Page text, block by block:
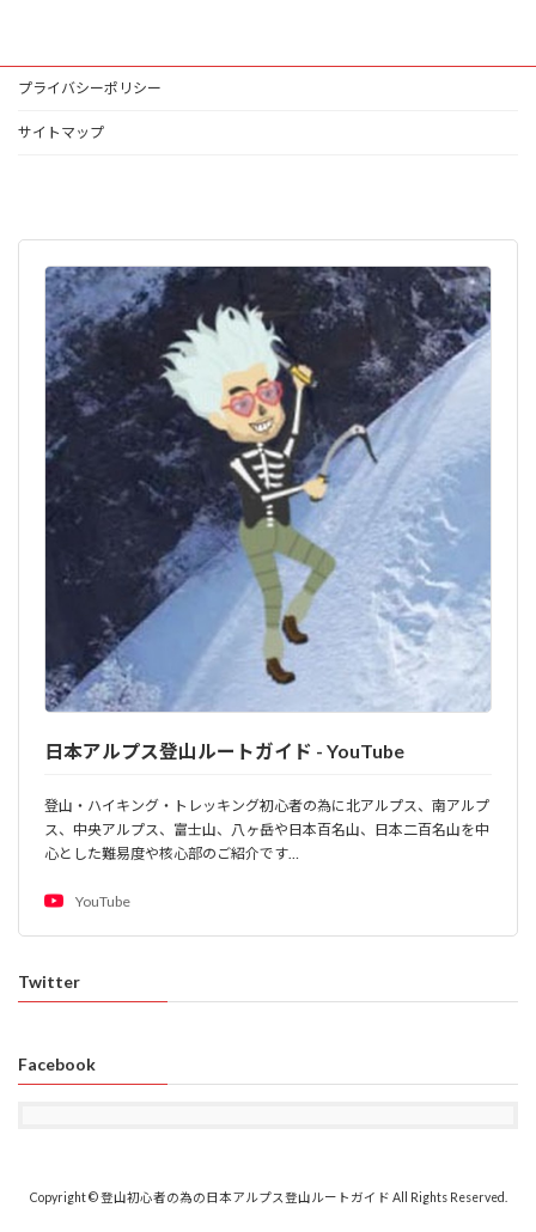
プライバシーポリシー
サイトマップ
日本アルプス登山ルートガイド - YouTube
登山・ハイキング・トレッキング初心者の為に北アルプス、南アルプ
ス、中央アルプス、富士山、八ヶ岳や日本百名山、日本二百名山を中
心とした難易度や核心部のご紹介です…
YouTube
Twitter
Facebook
Copyright © 登山初心者の為の日本アルプス登山ルートガイド All Rights Reserved.